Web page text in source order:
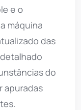
e o
máquina
das
do
apuradas